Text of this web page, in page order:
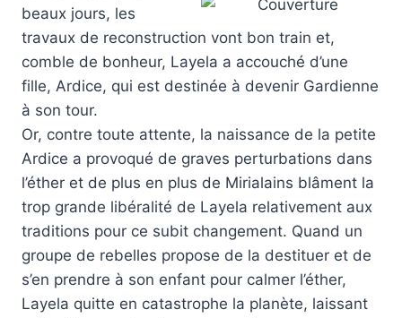
beaux jours, les
travaux de reconstruction vont bon train et,
comble de bonheur, Layela a accouché d’une
fille, Ardice, qui est destinée à devenir Gardienne
à son tour.
Or, contre toute attente, la naissance de la petite
Ardice a provoqué de graves perturbations dans
l’éther et de plus en plus de Mirialains blâment la
trop grande libéralité de Layela relativement aux
traditions pour ce subit changement. Quand un
groupe de rebelles propose de la destituer et de
s’en prendre à son enfant pour calmer l’éther,
Layela quitte en catastrophe la planète, laissant